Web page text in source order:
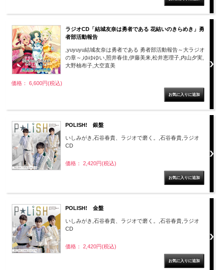
ラジオCD「結城友奈は勇者である 花結いのきらめき」勇
者部活動報告
,yuyuyu結城友奈は勇者である 勇者部活動報告～大ラジオ
の章～,ゆゆゆい,照井春佳,伊藤美来,松井恵理子,内山夕実,
大野柚布子,大空直美
価格： 6,600円(税込)
POLISH! 銀盤
いしみがき,石谷春貴、ラジオで磨く。,石谷春貴,ラジオ
CD
価格： 2,420円(税込)
POLISH! 金盤
いしみがき,石谷春貴、ラジオで磨く。,石谷春貴,ラジオ
CD
価格： 2,420円(税込)